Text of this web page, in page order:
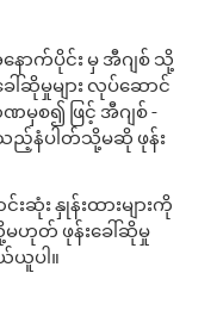
ောက်ပိုင်း မှ အီဂျစ် သို့
ါ်ဆိုမှုများ လုပ်ဆောင်
ဏမှစ၍ ဖြင့် အီဂျစ် -
ည့်နံပါတ်သို့မဆို ဖုန်း
း နှုန်းထားများကို
မဟုတ် ဖုန်းခေါ်ဆိုမှု
ပါ။